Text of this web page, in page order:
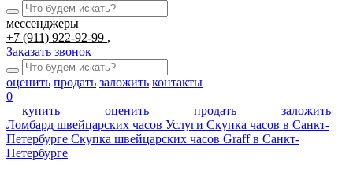
мессенджеры
+7 (911) 922-92-99
Заказать звонок
оценить продать заложить контакты
0
купить
оценить продать
заложить
Ломбард швейцарских часов Услуги Скупка часов в Санкт-
Петербурге Скупка швейцарских часов Graff в Санкт-
Петербурге